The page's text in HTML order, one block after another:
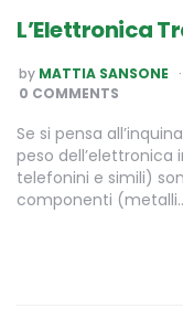
L’Elettronica
POSTED
BY
by MATTIA SANSONE
0 COMMENTS
Se si pensa
peso dell’elettronica
telefonini e simili)
componenti